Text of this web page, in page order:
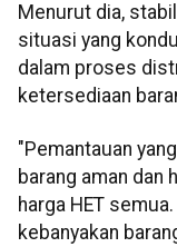
Menurut dia,
situasi yang
dalam proses
ketersediaan
"Pemantauan
barang aman dan
harga HET
kebanyakan